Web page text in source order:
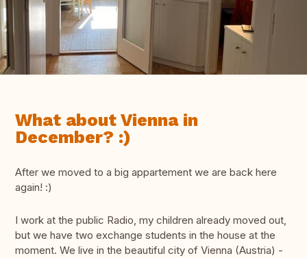
What about Vienna in
December? :)
After we moved to a big appartement we are back here
again! :)
I work at the public Radio, my children already moved out,
but we have two exchange students in the house at the
moment. We live in the beautiful city of Vienna (Austria) -